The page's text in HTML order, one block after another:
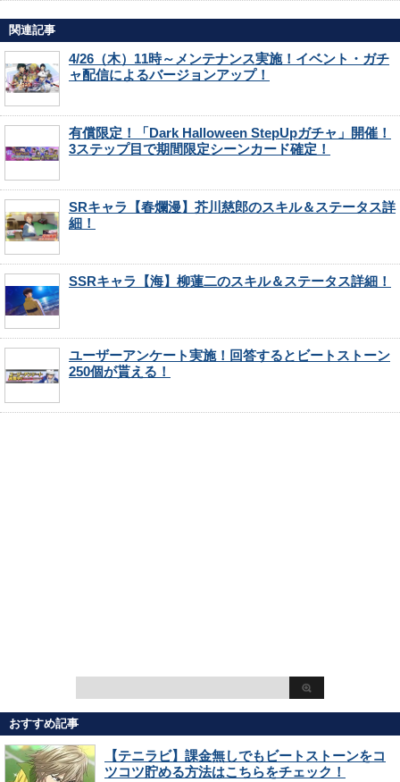
関連記事
4/26（木）11時～メンテナンス実施！イベント・ガチ
ャ配信によるバージョンアップ！
有償限定！「Dark Halloween StepUpガチャ」開催！
3ステップ目で期間限定シーンカード確定！
SRキャラ【春爛漫】芥川慈郎のスキル＆ステータス詳
細！
SSRキャラ【海】柳蓮二のスキル＆ステータス詳細！
ユーザーアンケート実施！回答するとビートストーン
250個が貰える！
おすすめ記事
【テニラビ】課金無しでもビートストーンをコ
ツコツ貯める方法はこちらをチェック！